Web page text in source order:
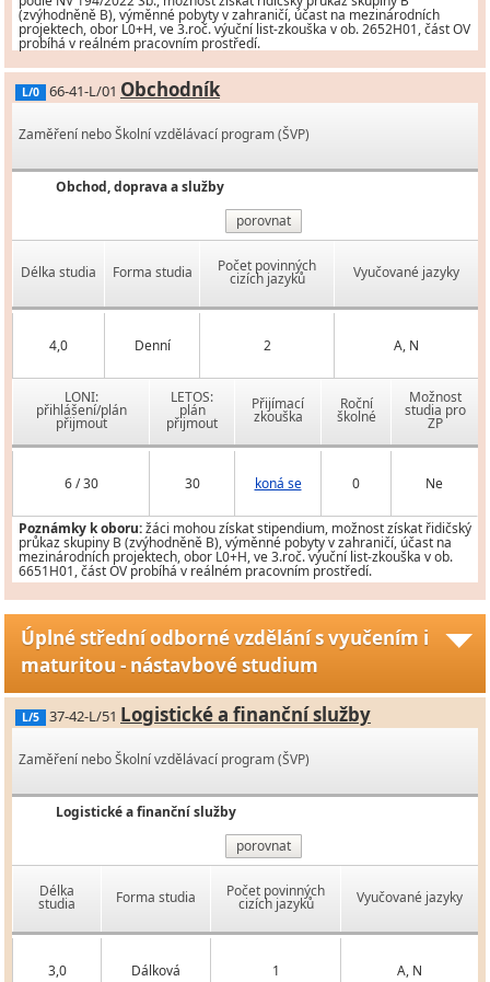
(zvýhodněně B), výměnné pobyty v zahraničí, účast na mezinárodních
projektech, obor L0+H, ve 3.roč. výuční list-zkouška v ob. 2652H01, část OV
probíhá v reálném pracovním prostředí.
L/0 66-41-L/01 Obchodník
Zaměření nebo Školní vzdělávací program (ŠVP)
Obchod, doprava a služby
porovnat
Délka studia Forma studia Počet povinných
cizích jazyků Vyučované jazyky
4,0 Denní 2 A, N
LONI:
přihlášení/plán
přijmout
LETOS:
plán
přijmout
Přijímací
zkouška
Roční
školné
Možnost
studia pro
ZP
6 / 30 30 koná se 0 Ne
Poznámky k oboru:žáci mohou získat stipendium, možnost získat řidičský
průkaz skupiny B (zvýhodněně B), výměnné pobyty v zahraničí, účast na
mezinárodních projektech, obor L0+H, ve 3.roč. výuční list-zkouška v ob.
6651H01, část OV probíhá v reálném pracovním prostředí.
Úplné střední odborné vzdělání s vyučením i
maturitou - nástavbové studium
L/5 37-42-L/51 Logistické a finanční služby
Zaměření nebo Školní vzdělávací program (ŠVP)
Logistické a finanční služby
porovnat
Délka
studia Forma studia Počet povinných
cizích jazyků Vyučované jazyky
3,0 Dálková 1 A, N